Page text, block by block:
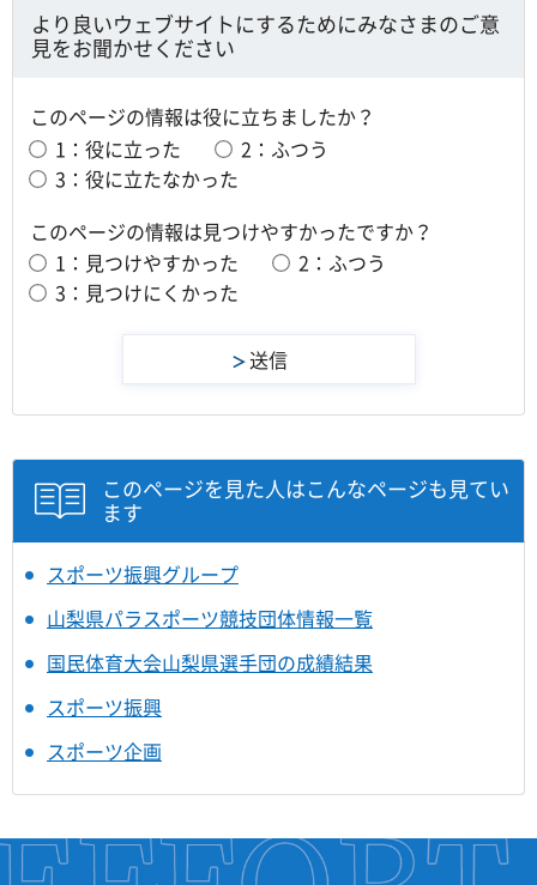
より良いウェブサイトにするためにみなさまのご意
見をお聞かせください
このページの情報は役に立ちましたか？
1：役に立った
2：ふつう
3：役に立たなかった
このページの情報は見つけやすかったですか？
1：見つけやすかった
2：ふつう
3：見つけにくかった
このページを見た人はこんなページも見てい
ます
スポーツ振興グループ
山梨県パラスポーツ競技団体情報一覧
国民体育大会山梨県選手団の成績結果
スポーツ振興
スポーツ企画